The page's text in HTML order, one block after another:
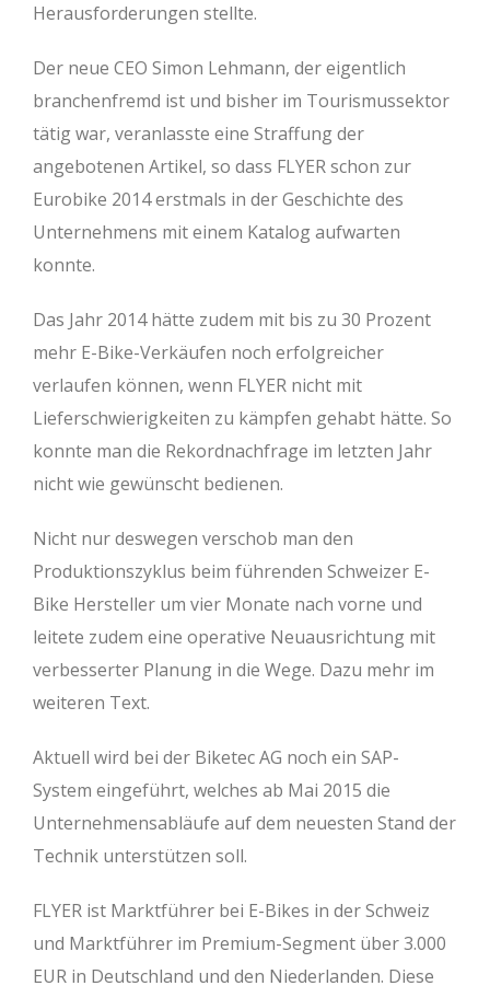
Herausforderungen stellte.
Der neue CEO Simon Lehmann, der eigentlich
branchenfremd ist und bisher im Tourismussektor
tätig war, veranlasste eine Straffung der
angebotenen Artikel, so dass FLYER schon zur
Eurobike 2014 erstmals in der Geschichte des
Unternehmens mit einem Katalog aufwarten
konnte.
Das Jahr 2014 hätte zudem mit bis zu 30 Prozent
mehr E-Bike-Verkäufen noch erfolgreicher
verlaufen können, wenn FLYER nicht mit
Lieferschwierigkeiten zu kämpfen gehabt hätte. So
konnte man die Rekordnachfrage im letzten Jahr
nicht wie gewünscht bedienen.
Nicht nur deswegen verschob man den
Produktionszyklus beim führenden Schweizer E-
Bike Hersteller um vier Monate nach vorne und
leitete zudem eine operative Neuausrichtung mit
verbesserter Planung in die Wege. Dazu mehr im
weiteren Text.
Aktuell wird bei der Biketec AG noch ein SAP-
System eingeführt, welches ab Mai 2015 die
Unternehmensabläufe auf dem neuesten Stand der
Technik unterstützen soll.
FLYER ist Marktführer bei E-Bikes in der Schweiz
und Marktführer im Premium-Segment über 3.000
EUR in Deutschland und den Niederlanden. Diese